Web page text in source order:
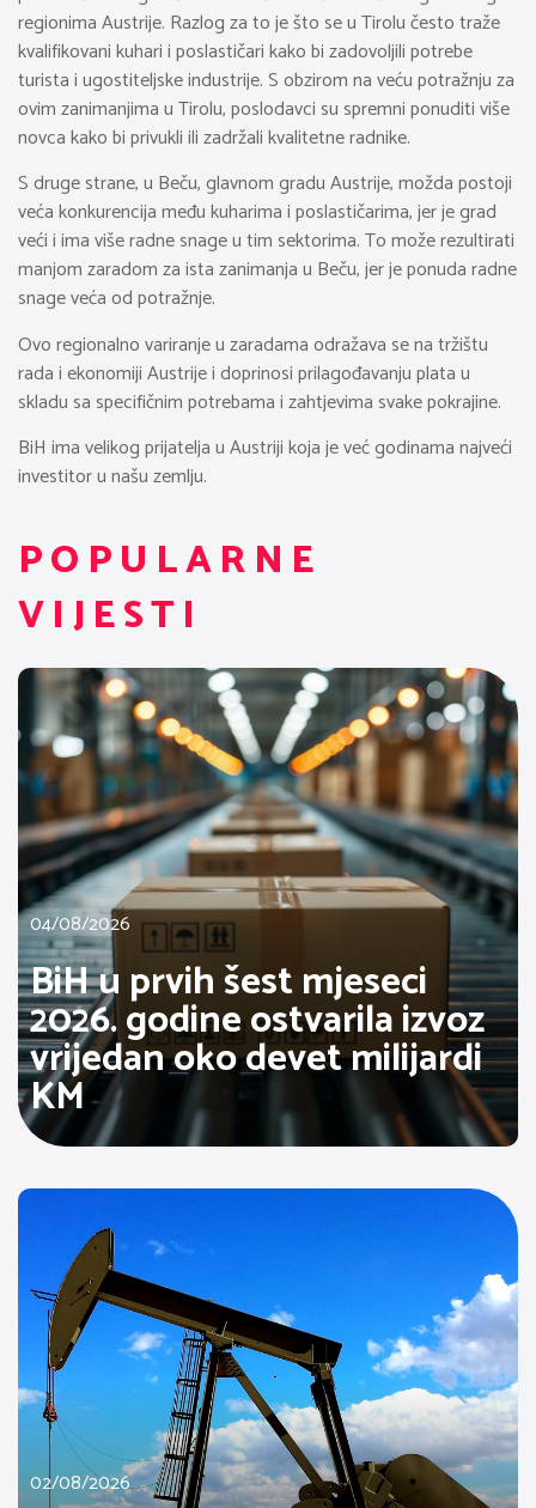
regionima Austrije. Razlog za to je što se u Tirolu često traže
kvalifikovani kuhari i poslastičari kako bi zadovoljili potrebe
turista i ugostiteljske industrije. S obzirom na veću potražnju za
ovim zanimanjima u Tirolu, poslodavci su spremni ponuditi više
novca kako bi privukli ili zadržali kvalitetne radnike.
S druge strane, u Beču, glavnom gradu Austrije, možda postoji
veća konkurencija među kuharima i poslastičarima, jer je grad
veći i ima više radne snage u tim sektorima. To može rezultirati
manjom zaradom za ista zanimanja u Beču, jer je ponuda radne
snage veća od potražnje.
Ovo regionalno variranje u zaradama odražava se na tržištu
rada i ekonomiji Austrije i doprinosi prilagođavanju plata u
skladu sa specifičnim potrebama i zahtjevima svake pokrajine.
BiH ima velikog prijatelja u Austriji koja je već godinama najveći
investitor u našu zemlju.
POPULARNE
VIJESTI
04/08/2026
BiH u prvih šest mjeseci
2026. godine ostvarila izvoz
vrijedan oko devet milijardi
KM
02/08/2026